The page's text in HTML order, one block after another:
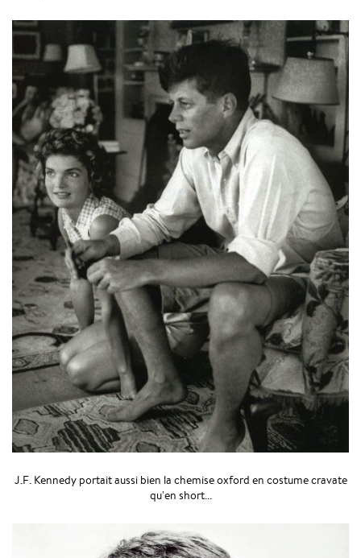
J.F. Kennedy portait aussi bien la chemise oxford en costume cravate
qu'en short...